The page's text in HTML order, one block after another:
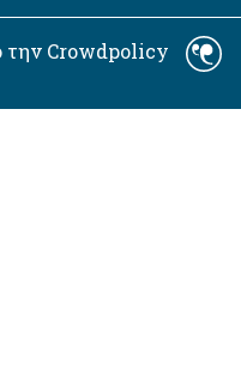
την Crowdpolicy